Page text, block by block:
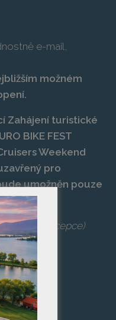
e-mail,
možném
Zahájení turistické
BIKE FEST
Weekend
pro
umožněn pouze
akci.
266
(recepce)